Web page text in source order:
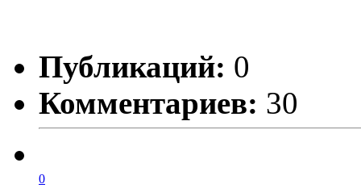
Публикаций: 0
Комментариев: 30
0